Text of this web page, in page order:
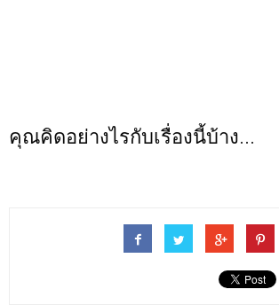
คุณคิดอย่างไรกับเรื่องนี้บ้าง...